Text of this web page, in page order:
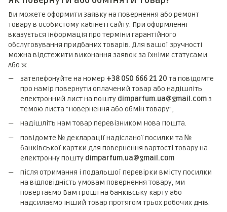
Ви можете оформити заявку на повернення або ремонт
товару в особистому кабінеті сайту. При оформленні
вказується інформація про терміни гарантійного
обслуговування придбаних товарів. Для вашої зручності
можна відстежити виконання заявок за їхніми статусами.
Або ж:
зателефонуйте на номер +38 050 666 21 20 та повідомте
про намір повернути оплачений товар або надішліть
електронний лист на пошту dimparfum.ua@gmail.com з
темою листа "Повернення або обмін товару";
надішліть нам товар перевізником Нова Пошта.
повідомте № декларації надісланої посилки та №
банківської картки для повернення вартості товару на
електронну пошту dimparfum.ua@gmail.com
після отримання і подальшої перевірки вмісту посилки
на відповідність умовам повернення товару, ми
повертаємо Вам гроші на банківську карту або
надсилаємо інший товар протягом трьох робочих днів.